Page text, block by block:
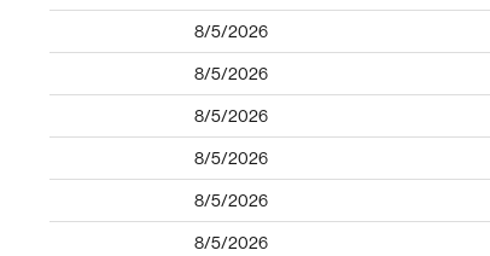
8/5/2026
8/5/2026
8/5/2026
8/5/2026
8/5/2026
8/5/2026